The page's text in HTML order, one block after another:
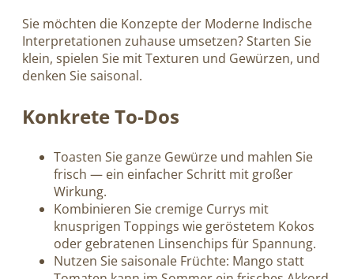
Sie möchten die Konzepte der Moderne Indische
Interpretationen zuhause umsetzen? Starten Sie
klein, spielen Sie mit Texturen und Gewürzen, und
denken Sie saisonal.
Konkrete To-Dos
Toasten Sie ganze Gewürze und mahlen Sie
frisch — ein einfacher Schritt mit großer
Wirkung.
Kombinieren Sie cremige Currys mit
knusprigen Toppings wie geröstetem Kokos
oder gebratenen Linsenchips für Spannung.
Nutzen Sie saisonale Früchte: Mango statt